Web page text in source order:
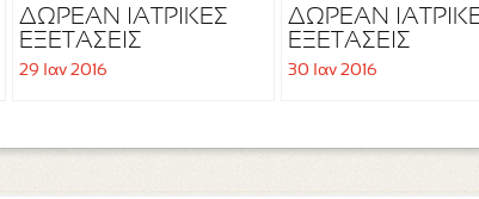
ΔΩΡΕΑΝ ΙΑΤΡΙΚΕΣ
ΕΞΕΤΑΣΕΙΣ
29 Ιαν 2016
ΔΩΡΕΑΝ
ΕΞΕΤΑΣΕΙΣ
30 Ιαν 2016